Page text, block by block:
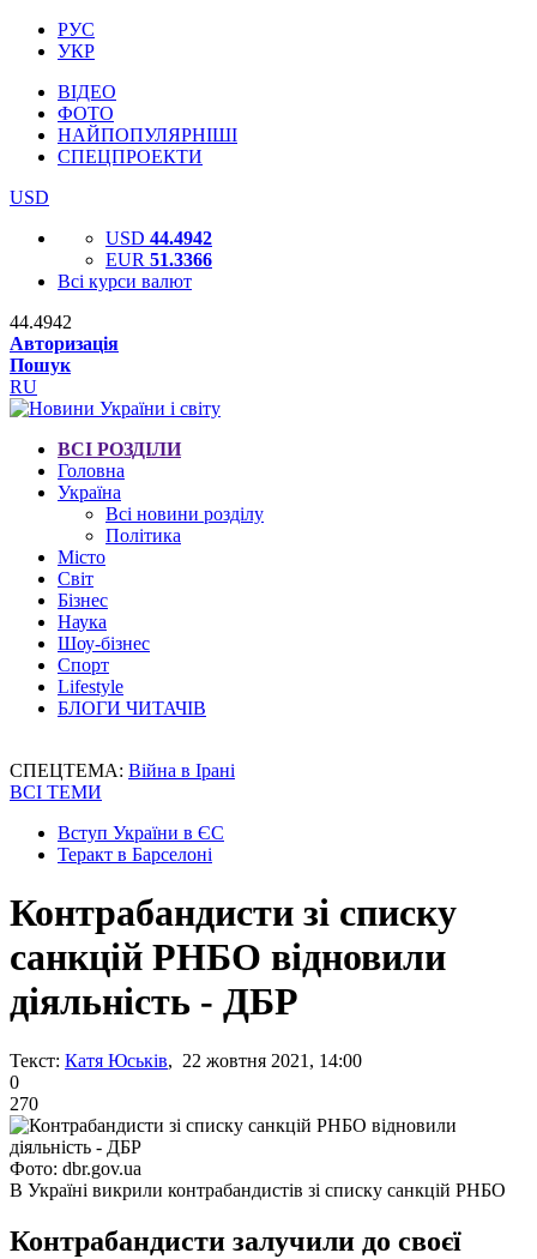
РУС
УКР
ВІДЕО
ФОТО
НАЙПОПУЛЯРНІШІ
СПЕЦПРОЕКТИ
USD
USD 44.4942
EUR 51.3366
Всі курси валют
44.4942
Авторизація
Пошук
RU
ВСІ РОЗДІЛИ
Головна
Україна
Всі новини розділу
Політика
Місто
Світ
Бізнес
Наука
Шоу-бізнес
Спорт
Lifestyle
БЛОГИ ЧИТАЧІВ
СПЕЦТЕМА: Війна в Ірані
ВСІ ТЕМИ
Вступ України в ЄС
Теракт в Барселоні
Контрабандисти зі списку
санкцій РНБО відновили
діяльність - ДБР
Текст: Катя Юськів, 22 жовтня 2021, 14:00
0
270
Фото: dbr.gov.ua
В Україні викрили контрабандистів зі списку санкцій РНБО
Контрабандисти залучили до своєї